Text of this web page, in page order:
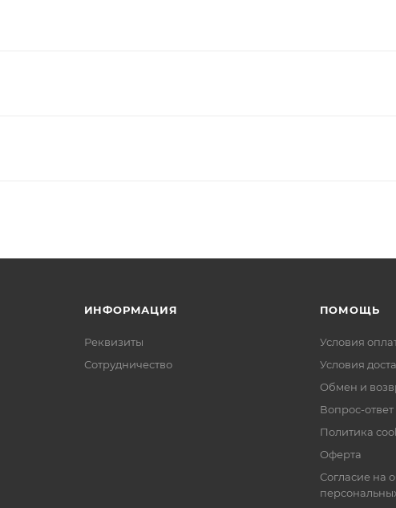
ИНФОРМАЦИЯ
Реквизиты
Сотрудничество
ПОМОЩЬ
Условия
Условия
Обмен и
Вопрос-ответ
Политика
Оферта
Согласие на